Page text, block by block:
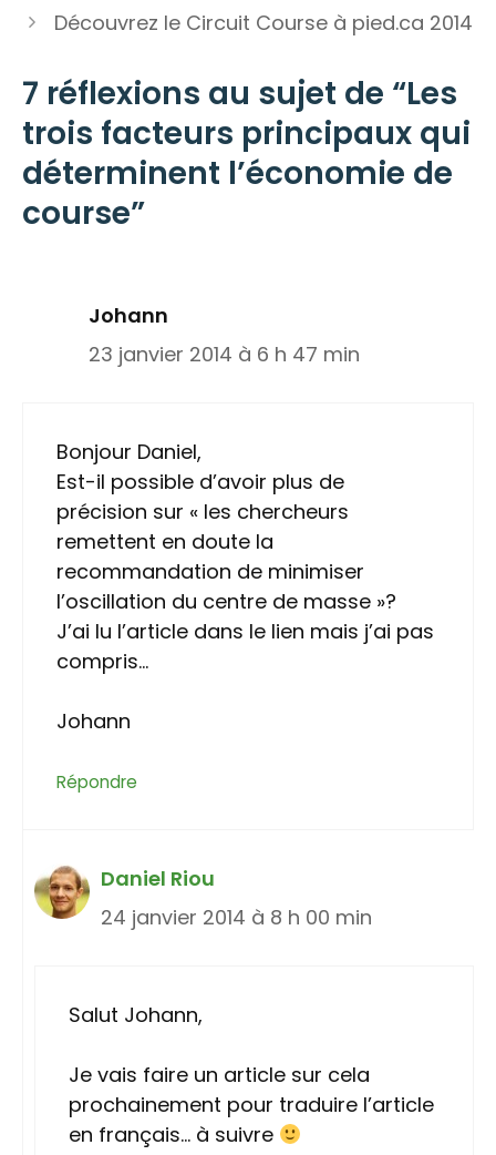
Découvrez le Circuit Course à pied.ca 2014
7 réflexions au sujet de “Les
trois facteurs principaux qui
déterminent l’économie de
course”
Johann
23 janvier 2014 à 6 h 47 min
Bonjour Daniel,
Est-il possible d’avoir plus de
précision sur « les chercheurs
remettent en doute la
recommandation de minimiser
l’oscillation du centre de masse »?
J’ai lu l’article dans le lien mais j’ai pas
compris…
Johann
Répondre
Daniel Riou
24 janvier 2014 à 8 h 00 min
Salut Johann,
Je vais faire un article sur cela
prochainement pour traduire l’article
en français… à suivre